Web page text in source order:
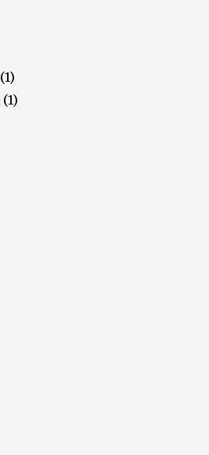
(1)
(1)